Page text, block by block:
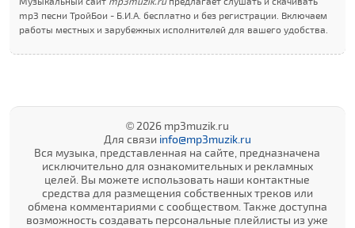
mp3 песни ТройБои - Б.И.А. бесплатно и без регистрации. Включаем
работы местных и зарубежных исполнителей для вашего удобства.
© 2026 mp3muzik.ru
Для связи info@mp3muzik.ru
Вся музыка, представленная на сайте, предназначена
исключительно для ознакомительных и рекламных
целей. Вы можете использовать наши контактные
средства для размещения собственных треков или
обмена комментариями с сообществом. Также доступна
возможность создавать персональные плейлисты из уже